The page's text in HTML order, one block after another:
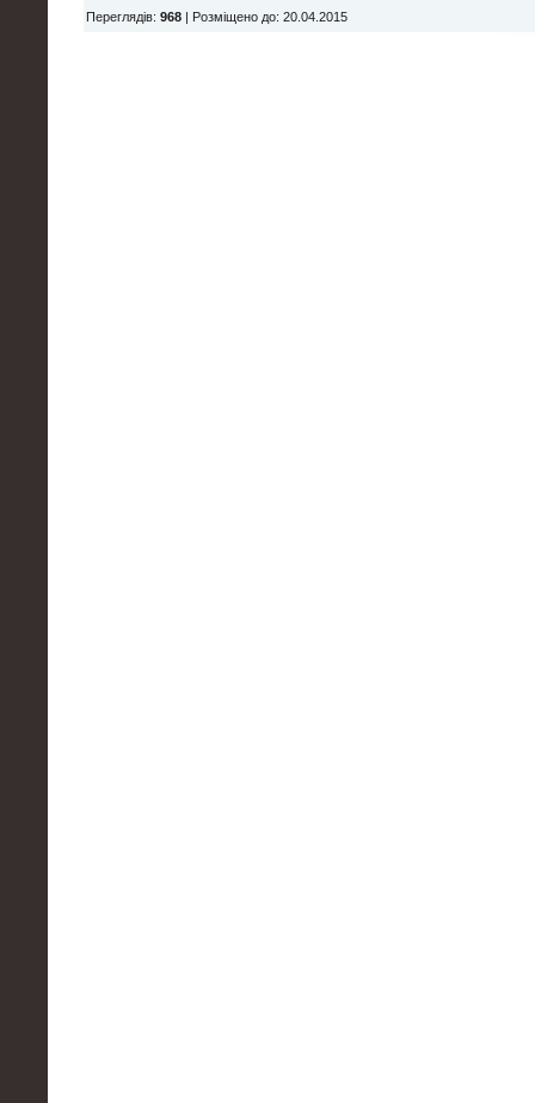
Переглядів: 968 Розміщено до: 20.04.2015